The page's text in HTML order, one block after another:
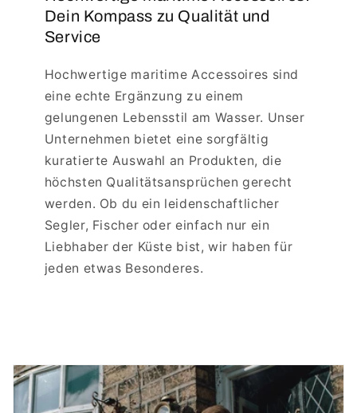
Dein Kompass zu Qualität und
Service
Hochwertige maritime Accessoires sind
eine echte Ergänzung zu einem
gelungenen Lebensstil am Wasser. Unser
Unternehmen bietet eine sorgfältig
kuratierte Auswahl an Produkten, die
höchsten Qualitätsansprüchen gerecht
werden. Ob du ein leidenschaftlicher
Segler, Fischer oder einfach nur ein
Liebhaber der Küste bist, wir haben für
jeden etwas Besonderes.